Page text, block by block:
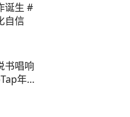
诞生 #
自信
书唱响
年